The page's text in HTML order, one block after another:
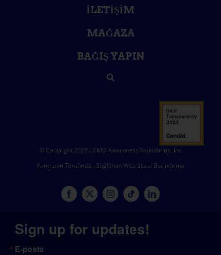
İLETIŞIM
MAĞAZA
BAĞIŞ YAPIN
© Copyright 2026 LGMD Awareness Foundation, Inc
Pantheon Tarafından Sağlanan Web Sitesi Barındırma
Sign up for updates!
E-posta